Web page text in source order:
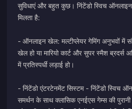
सुविधाएं और बहुत कुछ। निंटेंडो स्विच
मिलता है:
- ऑनलाइन खेल: मल्टीप्लेयर गेमिंग अनुभवों में
खेल हो या मारियो कार्ट और सुपर स्मैश ब्रदर्स
में प्रतिस्पर्धी लड़ाई हो।
- निंटेंडो एंटरटेनमेंट सिस्टम - निंटेंडो स्विच
समर्थन के साथ क्लासिक एनईएस गेम्स की पुरानी